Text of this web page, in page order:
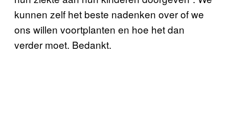
kunnen zelf het beste nadenken over of we
ons willen voortplanten en hoe het dan
verder moet. Bedankt.